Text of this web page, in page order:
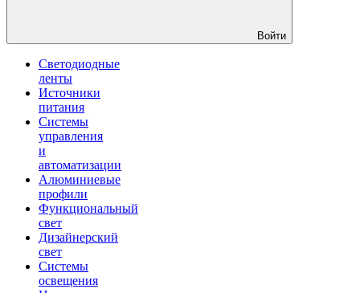
Войти
Светодиодные
ленты
Источники
питания
Системы
управления
и
автоматизации
Алюминиевые
профили
Функциональный
свет
Дизайнерский
свет
Системы
освещения